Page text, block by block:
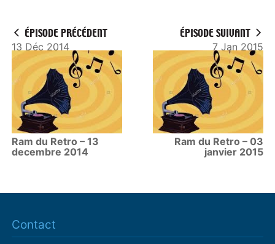
ÉPISODE PRÉCÉDENT
13 Déc 2014
Ram du Retro – 13
decembre 2014
ÉPISODE SUIVANT
7 Jan 2015
Ram du Retro – 03
janvier 2015
Contact